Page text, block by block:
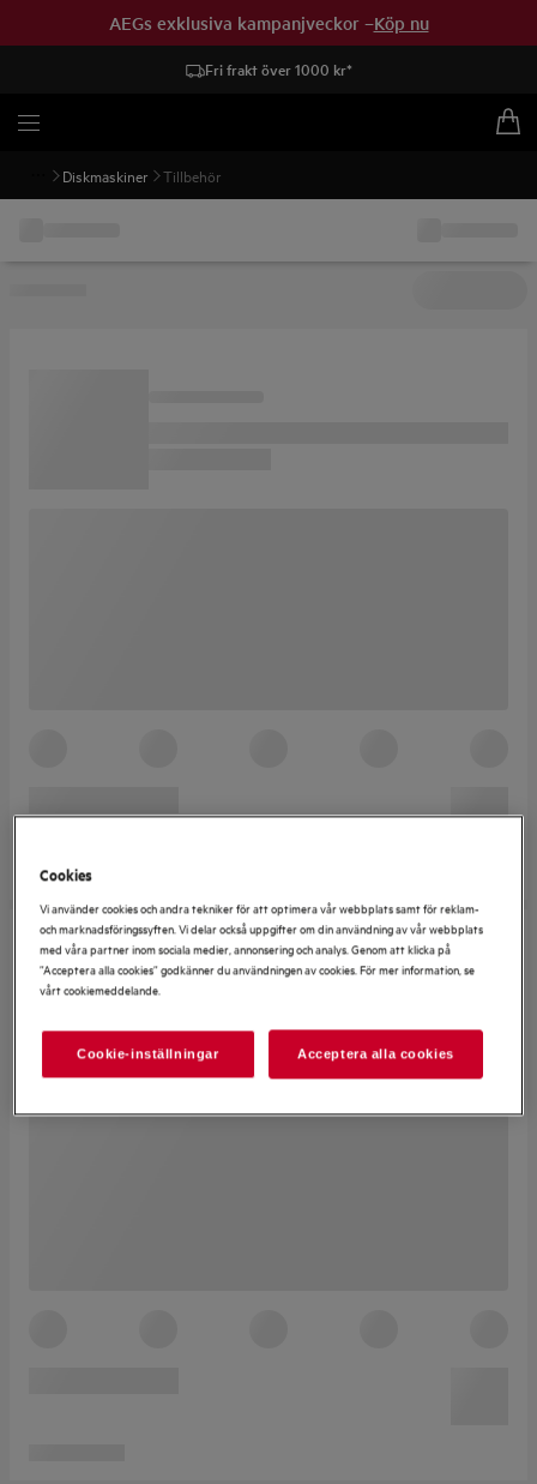
AEGs exklusiva kampanjveckor –Köp nu
Fri frakt över 1000 kr*
Diskmaskiner Tillbehör
Cookies
Vi använder cookies och andra tekniker för att optimera vår webbplats samt för reklam-
och marknadsföringssyften. Vi delar också uppgifter om din användning av vår webbplats
med våra partner inom sociala medier, annonsering och analys. Genom att klicka på
”Acceptera alla cookies” godkänner du användningen av cookies. För mer information, se
vårt cookiemeddelande.
Cookie-inställningar Acceptera alla cookies